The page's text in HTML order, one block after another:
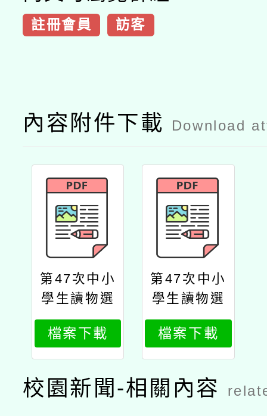
註冊會員 訪客
內容附件下載 Download
第47次中小
學生讀物選
介公文
檔案下載
第47次中小
學生讀物選
介簡介
檔案下載
校園新聞-相關內容